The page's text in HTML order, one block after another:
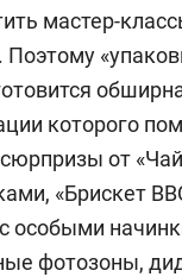
мастер-
которого
от
«Брискет
особыми
фотозоны,